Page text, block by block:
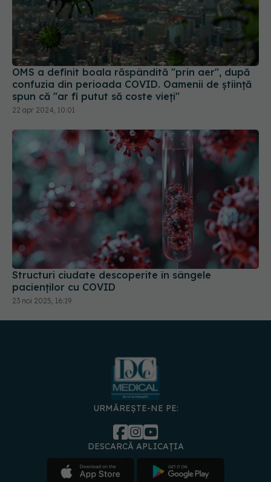
OMS a definit boala răspândită "prin aer", după
confuzia din perioada COVID. Oamenii de știință
spun că "ar fi putut să coste vieți"
22 apr 2024, 10:01
Structuri ciudate descoperite în sângele
pacienților cu COVID
23 noi 2025, 16:19
URMĂREȘTE-NE PE:
DESCARCĂ APLICAȚIA